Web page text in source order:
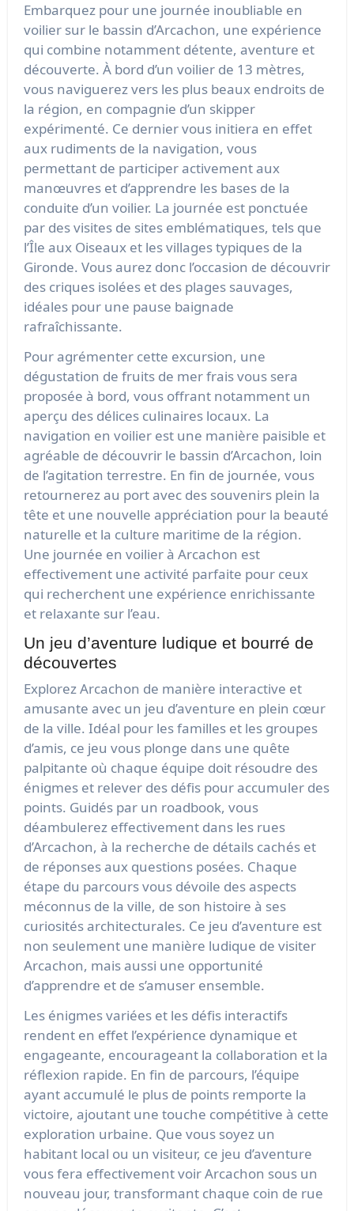
Embarquez pour une journée inoubliable en
voilier sur le bassin d’Arcachon, une expérience
qui combine notamment détente, aventure et
découverte. À bord d’un voilier de 13 mètres,
vous naviguerez vers les plus beaux endroits de
la région, en compagnie d’un skipper
expérimenté. Ce dernier vous initiera en effet
aux rudiments de la navigation, vous
permettant de participer activement aux
manœuvres et d’apprendre les bases de la
conduite d’un voilier. La journée est ponctuée
par des visites de sites emblématiques, tels que
l’Île aux Oiseaux et les villages typiques de la
Gironde. Vous aurez donc l’occasion de découvrir
des criques isolées et des plages sauvages,
idéales pour une pause baignade
rafraîchissante.
Pour agrémenter cette excursion, une
dégustation de fruits de mer frais vous sera
proposée à bord, vous offrant notamment un
aperçu des délices culinaires locaux. La
navigation en voilier est une manière paisible et
agréable de découvrir le bassin d’Arcachon, loin
de l’agitation terrestre. En fin de journée, vous
retournerez au port avec des souvenirs plein la
tête et une nouvelle appréciation pour la beauté
naturelle et la culture maritime de la région.
Une journée en voilier à Arcachon est
effectivement une activité parfaite pour ceux
qui recherchent une expérience enrichissante
et relaxante sur l’eau.
Un jeu d’aventure ludique et bourré de
découvertes
Explorez Arcachon de manière interactive et
amusante avec un jeu d’aventure en plein cœur
de la ville. Idéal pour les familles et les groupes
d’amis, ce jeu vous plonge dans une quête
palpitante où chaque équipe doit résoudre des
énigmes et relever des défis pour accumuler des
points. Guidés par un roadbook, vous
déambulerez effectivement dans les rues
d’Arcachon, à la recherche de détails cachés et
de réponses aux questions posées. Chaque
étape du parcours vous dévoile des aspects
méconnus de la ville, de son histoire à ses
curiosités architecturales. Ce jeu d’aventure est
non seulement une manière ludique de visiter
Arcachon, mais aussi une opportunité
d’apprendre et de s’amuser ensemble.
Les énigmes variées et les défis interactifs
rendent en effet l’expérience dynamique et
engageante, encourageant la collaboration et la
réflexion rapide. En fin de parcours, l’équipe
ayant accumulé le plus de points remporte la
victoire, ajoutant une touche compétitive à cette
exploration urbaine. Que vous soyez un
habitant local ou un visiteur, ce jeu d’aventure
vous fera effectivement voir Arcachon sous un
nouveau jour, transformant chaque coin de rue